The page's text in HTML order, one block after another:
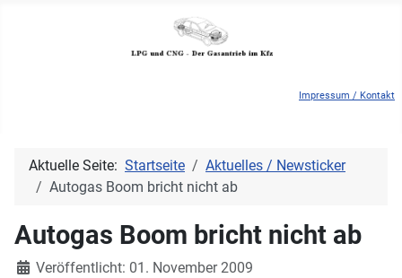
Impressum / Kontakt
Aktuelle Seite: Startseite
Aktuelles / Newsticker
Autogas Boom bricht nicht ab
Autogas Boom bricht nicht ab
DetailsVeröffentlicht: 01. November 2009